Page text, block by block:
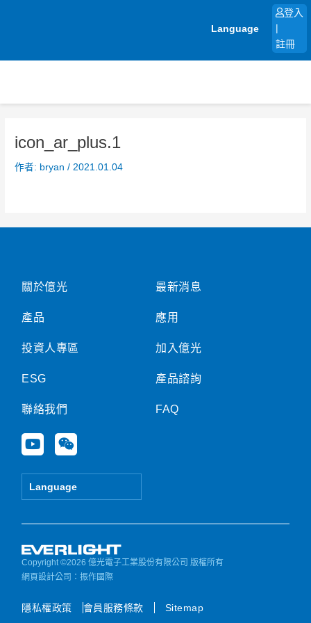
Language
登入
註冊
icon_ar_plus.1
作者: bryan/ 2021.01.04
關於億光
產品
投資人專區
ESG
聯絡我們
Y
o
u
e
W
e
i
Language
最新消息
應用
加入億光
產品諮詢
FAQ
Copyright ©2026 億光電子工業股份有限公司 版權所有
網頁設計公司 ：振作國際
隱私權政策 會員服務條款 Sitemap